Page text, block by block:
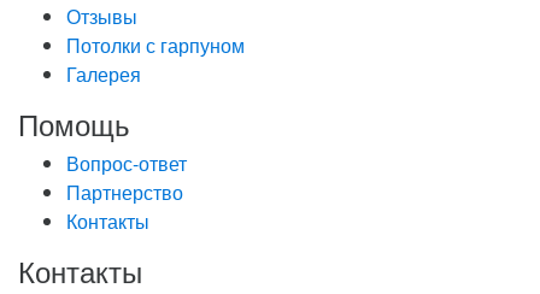
Отзывы
Потолки с гарпуном
Галерея
Помощь
Вопрос-ответ
Партнерство
Контакты
Контакты